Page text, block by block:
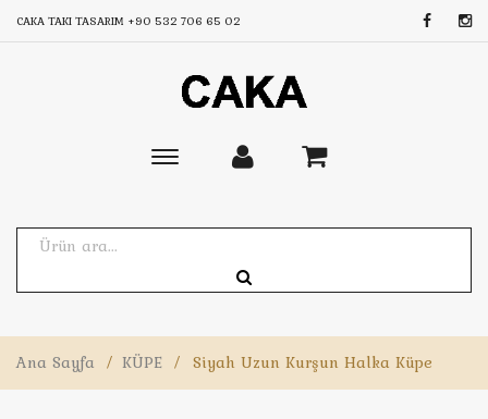
CAKA TAKI TASARIM +90 532 706 65 02
Toggle
Ana Sayfa / KÜPE / Siyah Uzun Kurşun Halka Küpe